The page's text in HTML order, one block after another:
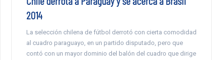
2014
La selección chilena de fútbol derrotó con cierta comodidad
al cuadro paraguayo, en un partido disputado, pero que
contó con un mayor dominio del balón del cuadro que dirige